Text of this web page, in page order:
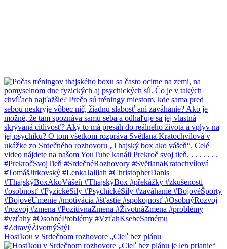
Hosťkou v Srdečnom rozhovore „Cieľ bez plánu